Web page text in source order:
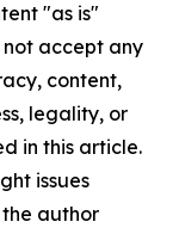
"as is"
accept any
content,
legality, or
in this article.
issues
author